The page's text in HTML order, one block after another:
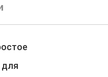
для